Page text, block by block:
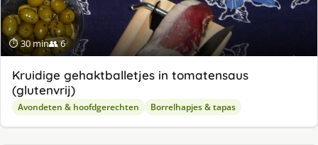
⏱ 30 min👥 6
Kruidige gehaktballetjes in tomatensaus
(glutenvrij)
Avondeten & hoofdgerechten Borrelhapjes & tapas